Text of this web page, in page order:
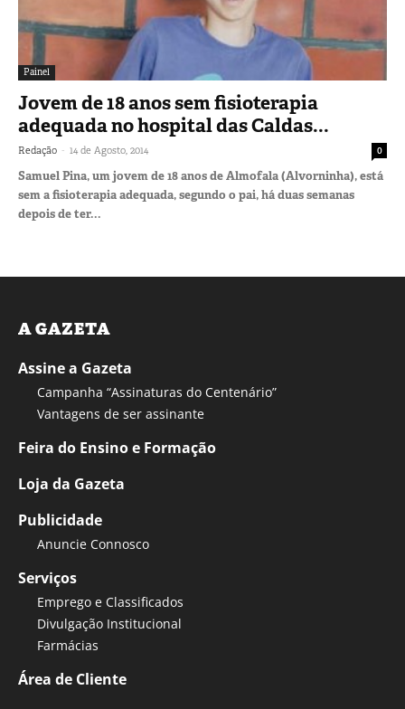
Painel
Jovem de 18 anos sem fisioterapia
adequada no hospital das Caldas...
Redação - 14 de Agosto, 2014 0
Samuel Pina, um jovem de 18 anos de Almofala (Alvorninha), está
sem a fisioterapia adequada, segundo o pai, há duas semanas
depois de ter...
A GAZETA
Assine a Gazeta
Campanha “Assinaturas do Centenário”
Vantagens de ser assinante
Feira do Ensino e Formação
Loja da Gazeta
Publicidade
Anuncie Connosco
Serviços
Emprego e Classificados
Divulgação Institucional
Farmácias
Área de Cliente